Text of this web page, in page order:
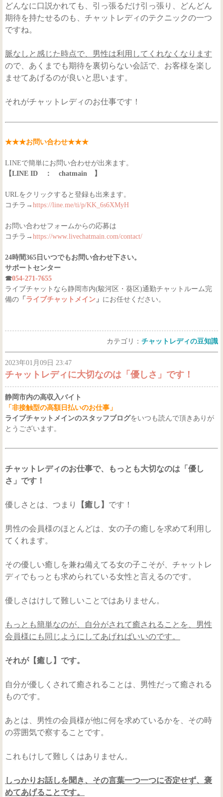
どんなに口説かれても、引っ張るだけ引っ張り、どんどん
期待を持たせるのも、チャットレディのテクニックの一つ
ですね。
脈なしと感じた時点で、男性は利用してくれなくなります
ので、あくまでも期待を裏切らない会話で、お客様を楽し
ませてあげるのが良いと思います。
それがチャットレディのお仕事です！
★★★お問い合わせ★★★
LINEで簡単にお問い合わせが出来ます。
【LINE ID ： chatmain 】
URLをクリックすると登録も出来ます。
コチラ→ https://line.me/ti/p/KK_6s6XMyH
お問い合わせフォームからの応募は
コチラ→ https://www.livechatmain.com/contact/
24時間365日いつでもお問い合わせ下さい。
サポートセンター
☎054-271-7655
ライブチャットなら静岡市内(駿河区・葵区)通勤チャットルーム完
備の 「 ライブチャットメイン 」 にお任せください。
カテゴリ： チャットレディの豆知識
2023年01月09日 23:47
チャットレディに大切なのは「優しさ」です！
静岡市内の高収入バイト
「非接触型の高額日払いのお仕事」
ライブチャットメインのスタッフブログをいつも読んで頂きありが
とうございます。
チャットレディのお仕事で、もっとも大切なのは「優し
さ」です！
優しさとは、つまり 【癒し】 です！
男性の会員様のほとんどは、女の子の癒しを求めて利用し
てくれます。
その優しい癒しを兼ね備えてる女の子こそが、チャットレ
ディでもっとも求められている女性と言えるのです。
優しさはけして難しいことではありません。
もっとも簡単なのが、自分がされて癒されることを、男性
会員様にも同じようにしてあげればいいのです。
それが【癒し】です。
自分が優しくされて癒されることは、男性だって癒される
ものです。
あとは、男性の会員様が他に何を求めているかを、その時
の雰囲気で察することです。
これもけして難しくはありません。
しっかりお話しを聞き、その言葉一つ一つに否定せず、褒
めてあげることです。